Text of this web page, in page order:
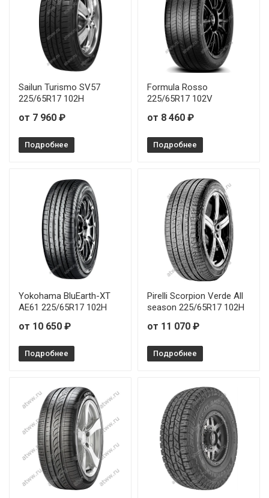
Sailun Turismo SV57
225/65R17 102H
от 7 960 ₽
Подробнее
Formula Rosso
225/65R17 102V
от 8 460 ₽
Подробнее
Yokohama BluEarth-XT
AE61 225/65R17 102H
от 10 650 ₽
Подробнее
Pirelli Scorpion Verde All
season 225/65R17 102H
от 11 070 ₽
Подробнее